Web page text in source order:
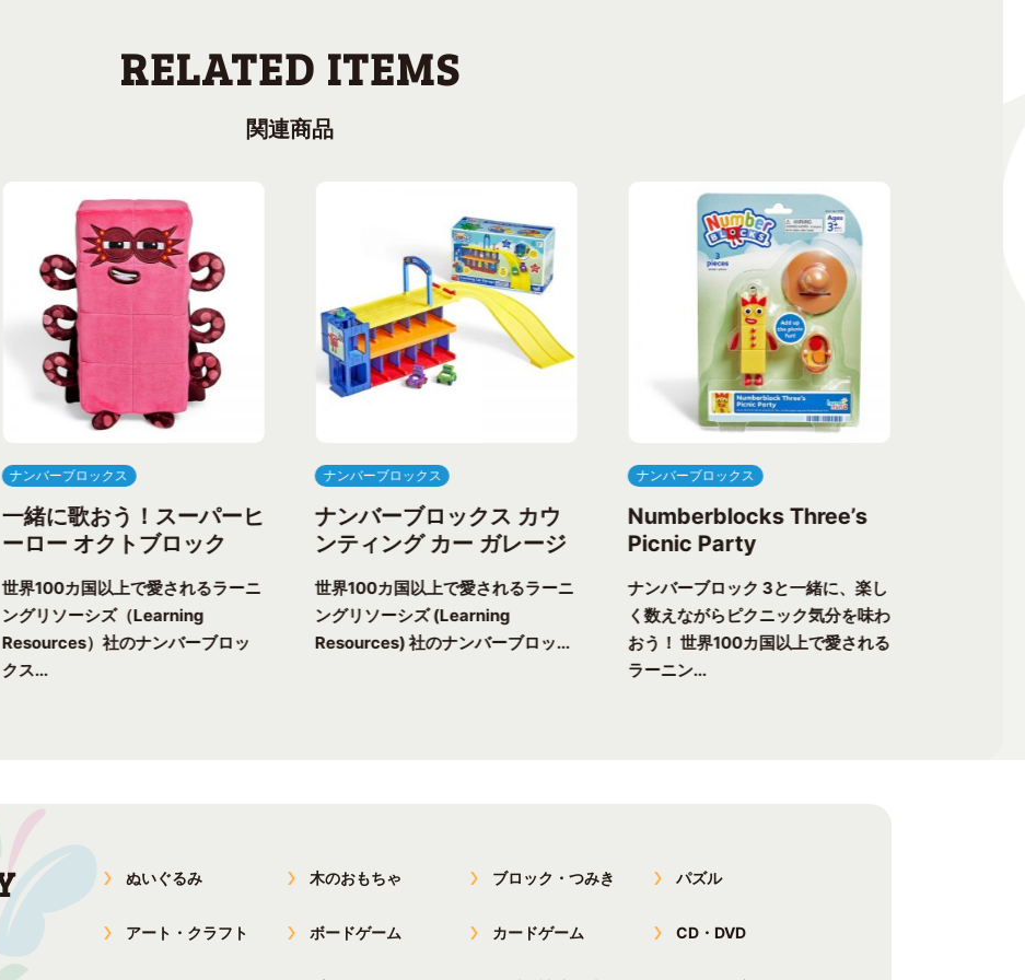
関連商品
ナンバーブロックス
一緒に歌おう！スーパーヒ
ーロー オクトブロック
世界100カ国以上で愛されるラーニ
ングリソーシズ（Learning
Resources）社のナンバーブロッ
クス...
ナンバーブロックス
ナンバーブロックス カウ
ンティング カー ガレージ
世界100カ国以上で愛されるラーニ
ングリソーシズ (Learning
Resources) 社のナンバーブロッ...
ナンバーブロックス
Numberblocks Three’s
Picnic Party
ナンバーブロック 3と一緒に、楽し
く数えながらピクニック気分を味わ
おう！ 世界100カ国以上で愛される
ラーニン...
ぬいぐるみ 木のおもちゃ ブロック・つみき パズル
アート・クラフト ボードゲーム カードゲーム CD・DVD